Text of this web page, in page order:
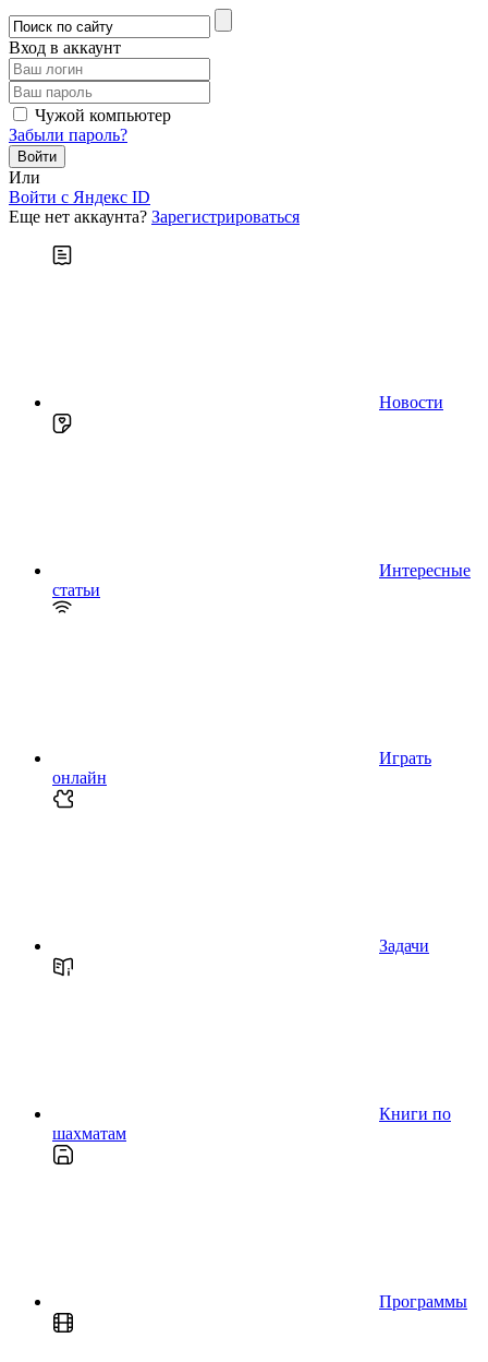
Вход в аккаунт
Чужой компьютер
Забыли пароль?
Или
Войти c Яндекс ID
Еще нет аккаунта? Зарегистрироваться
Новости
Интересные
статьи
Играть
онлайн
Задачи
Книги по
шахматам
Программы